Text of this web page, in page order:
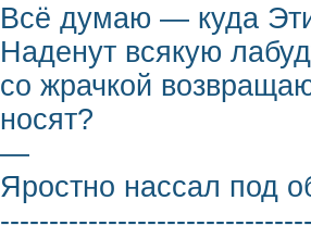
Всё думаю — куда
Наденут всякую
со жрачкой
носят?
—
Яростно нассал под